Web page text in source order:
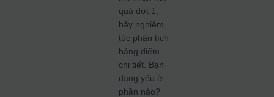
quả đợt 1,
hãy nghiêm
túc phân tích
bảng điểm
chi tiết. Bạn
đang yếu ở
phần nào?